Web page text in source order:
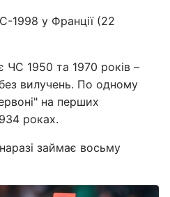
1998 у Франції (22
ЧС 1950 та 1970 років –
вилучень. По одному
на перших
роках.
займає восьму